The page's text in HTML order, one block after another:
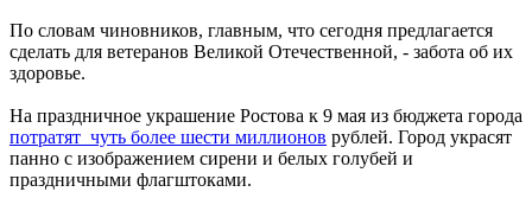
По словам чиновников, главным, что сегодня предлагается
сделать для ветеранов Великой Отечественной, - забота об их
здоровье.
На праздничное украшение Ростова к 9 мая из бюджета города
потратят чуть более шести миллионов рублей. Город украсят
панно с изображением сирени и белых голубей и
праздничными флагштоками.